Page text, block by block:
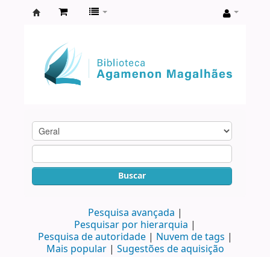
Agamenon
Magalhães
Buscar
Pesquisa avançada
Pesquisar por hierarquia
Pesquisa de autoridade
Nuvem de tags
Mais popular
Sugestões de aquisição